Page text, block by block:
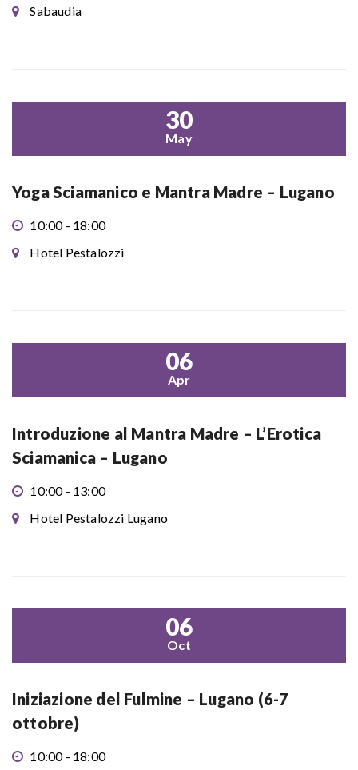
Sabaudia
30
May
Yoga Sciamanico e Mantra Madre – Lugano
10:00 - 18:00
Hotel Pestalozzi
06
Apr
Introduzione al Mantra Madre – L’Erotica
Sciamanica – Lugano
10:00 - 13:00
Hotel Pestalozzi Lugano
06
Oct
Iniziazione del Fulmine – Lugano (6-7
ottobre)
10:00 - 18:00